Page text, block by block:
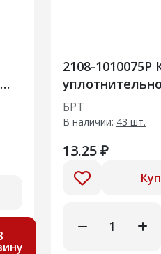
2108-1010075Р
приемника
500шт
БРТ
В наличии: 43 шт.
13.25 ₽